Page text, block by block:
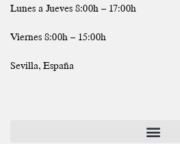
Lunes a Jueves 8:00h – 17:00h
Viernes 8:00h – 15:00h
Sevilla, España